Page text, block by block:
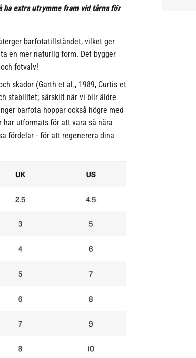
ha extra utrymme fram vid tårna för
barfotatillståndet, vilket ger
en mer naturlig form. Det bygger
fotvalv!
skador (Garth et al., 1989, Curtis et
stabilitet; särskilt när vi blir äldre
barfota hoppar också högre med
har utformats för att vara så nära
fördelar - för att regenerera dina